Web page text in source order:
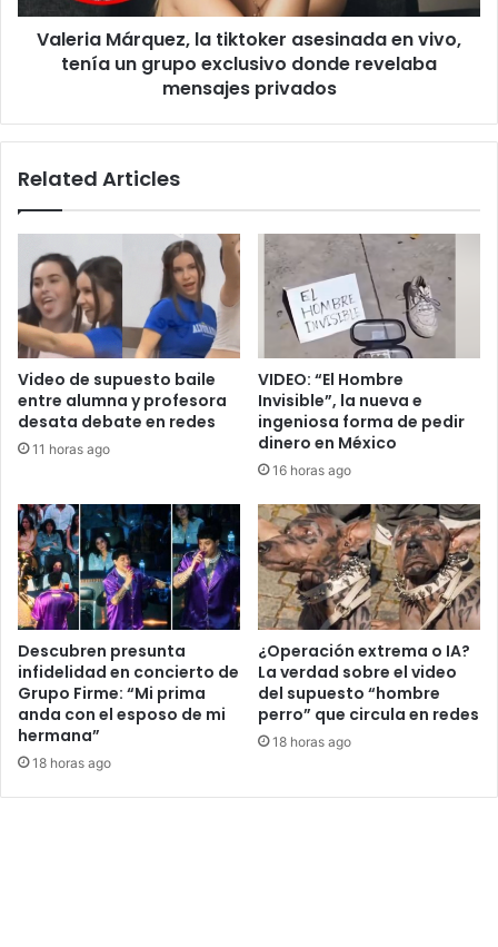
un
grupo
exclusivo
mensajes
Valeria Márquez, la tiktoker asesinada en vivo,
tenía un grupo exclusivo donde revelaba
mensajes privados
Related Articles
Video de supuesto baile
entre alumna y profesora
desata debate en redes
11 horas ago
VIDEO: “El Hombre
Invisible”, la nueva e
ingeniosa forma de pedir
dinero en México
16 horas ago
Descubren presunta
infidelidad en concierto de
Grupo Firme: “Mi prima
anda con el esposo de mi
hermana”
18 horas ago
¿Operación extrema o IA?
La verdad sobre el video
del supuesto “hombre
perro” que circula en redes
18 horas ago